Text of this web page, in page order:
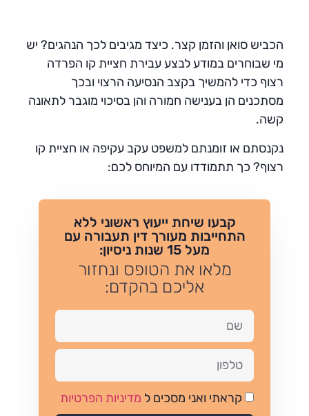
הכביש סואן והזמן קצר. כיצד מגיבים לכך הנהגים? יש
מי שבוחרים במודע לבצע עבירת חציית קו הפרדה
רצוף כדי להמשיך בקצב הנסיעה הרצוי ובכך
מסתכנים הן בענישה חמורה והן בסיכוי מוגבר לתאונה
קשה.
נקנסתם או זומנתם למשפט עקב עקיפה או חציית קו
רצוף? כך תתמודדו עם המיוחס לכם:
קבעו שיחת ייעוץ ראשוני ללא
התחייבות מעורך דין תעבורה עם
מעל 15 שנות ניסיון:
מלאו את הטופס ונחזור
אליכם בהקדם:
קראתי ואני מסכים ל מדיניות הפרטיות